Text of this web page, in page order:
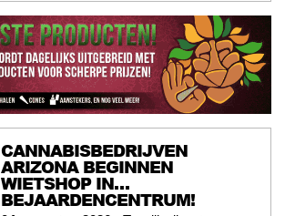
CANNABISBEDRIJVEN
ARIZONA BEGINNEN
WIETSHOP IN…
BEJAARDENCENTRUM!